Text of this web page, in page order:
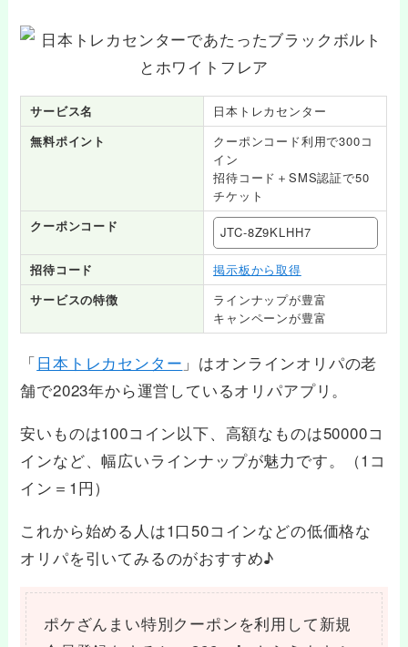
サービス名
日本トレカセンター
無料ポイント
クーポンコード利用で300コ
イン
招待コード＋SMS認証で50
チケット
クーポンコード
JTC-8Z9KLHH7
招待コード
掲示板から取得
サービスの特徴
ラインナップが豊富
キャンペーンが豊富
「日本トレカセンター 」はオンラインオリパの老
舗で2023年から運営しているオリパアプリ。
安いものは100コイン以下、高額なものは50000コ
インなど、幅広いラインナップが魅力です。（1コ
イン＝1円）
これから始める人は1口50コインなどの低価格な
オリパを引いてみるのがおすすめ♪
ポケざんまい特別クーポンを利用して新規